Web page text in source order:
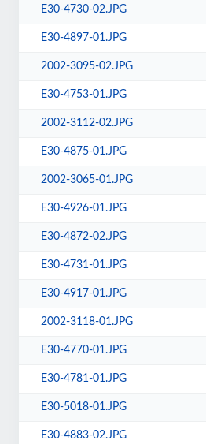
E30-4730-02.JPG
E30-4897-01.JPG
2002-3095-02.JPG
E30-4753-01.JPG
2002-3112-02.JPG
E30-4875-01.JPG
2002-3065-01.JPG
E30-4926-01.JPG
E30-4872-02.JPG
E30-4731-01.JPG
E30-4917-01.JPG
2002-3118-01.JPG
E30-4770-01.JPG
E30-4781-01.JPG
E30-5018-01.JPG
E30-4883-02.JPG